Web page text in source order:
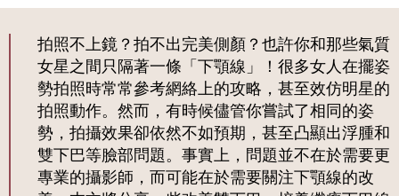
拍照不上鏡？拍不出完美側顏？也許你和那些氣質
女星之間只隔著一條「下顎線」！很多女人在擺姿
勢拍照時常常參考網絡上的攻略，甚至效仿明星的
拍照動作。然而，有時候儘管你嘗試了相同的姿
勢，拍攝效果卻依然不如預期，甚至凸顯出浮腫和
雙下巴等臉部問題。事實上，問題並不在於需要更
專業的攝影師，而可能在於需要關注下顎線的改